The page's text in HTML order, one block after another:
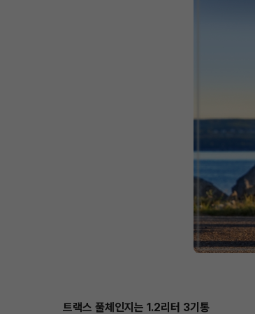
트랙스 풀체인지는 1.2리터 3기통